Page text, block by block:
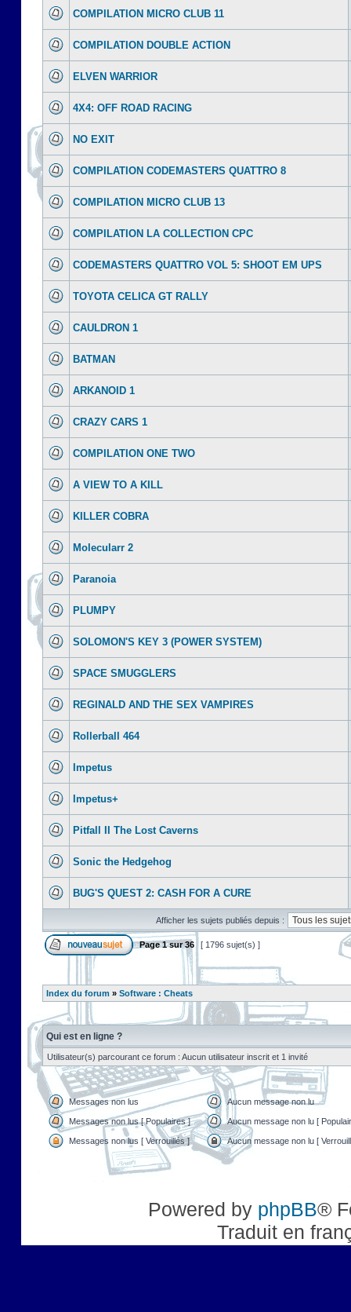
COMPILATION MICRO CLUB 11
COMPILATION DOUBLE ACTION
ELVEN WARRIOR
4X4: OFF ROAD RACING
NO EXIT
COMPILATION CODEMASTERS QUATTRO 8
COMPILATION MICRO CLUB 13
COMPILATION LA COLLECTION CPC
CODEMASTERS QUATTRO VOL 5: SHOOT EM UPS
TOYOTA CELICA GT RALLY
CAULDRON 1
BATMAN
ARKANOID 1
CRAZY CARS 1
COMPILATION ONE TWO
A VIEW TO A KILL
KILLER COBRA
Molecularr 2
Paranoia
PLUMPY
SOLOMON'S KEY 3 (POWER SYSTEM)
SPACE SMUGGLERS
REGINALD AND THE SEX VAMPIRES
Rollerball 464
Impetus
Impetus+
Pitfall II The Lost Caverns
Sonic the Hedgehog
BUG'S QUEST 2: CASH FOR A CURE
Afficher les sujets publiés depuis :
Page1sur36 [ 1796 sujet(s) ]
Index du forum » Software : Cheats
Qui est en ligne ?
Utilisateur(s) parcourant ce forum : Aucun utilisateur inscrit et 1 invité
Messages non lus Aucun message non lu
Messages non lus [ Populaires ] Aucun message non lu [
Messages non lus [ Verrouillés ] Aucun message non lu [
Powered by phpBB®
Traduit en